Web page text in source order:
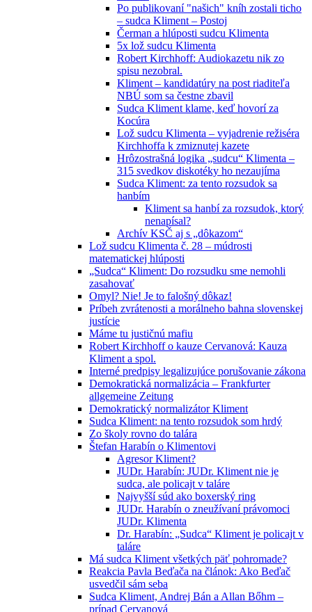
Po publikovaní "našich" kníh zostali ticho
– sudca Kliment – Postoj
Čerman a hlúposti sudcu Klimenta
5x lož sudcu Klimenta
Robert Kirchhoff: Audiokazetu nik zo
spisu nezobral.
Kliment – kandidatúry na post riaditeľa
NBÚ som sa čestne zbavil
Sudca Kliment klame, keď hovorí za
Kocúra
Lož sudcu Klimenta – vyjadrenie režiséra
Kirchhoffa k zmiznutej kazete
Hrôzostrašná logika „sudcu“ Klimenta –
315 svedkov diskotéky ho nezaujíma
Sudca Kliment: za tento rozsudok sa
hanbím
Kliment sa hanbí za rozsudok, ktorý
nenapísal?
Archív KSČ aj s „dôkazom“
Lož sudcu Klimenta č. 28 – múdrosti
matematickej hlúposti
„Sudca“ Kliment: Do rozsudku sme nemohli
zasahovať
Omyl? Nie! Je to falošný dôkaz!
Príbeh zvrátenosti a morálneho bahna slovenskej
justície
Máme tu justičnú mafiu
Robert Kirchhoff o kauze Cervanová: Kauza
Kliment a spol.
Interné predpisy legalizujúce porušovanie zákona
Demokratická normalizácia – Frankfurter
allgemeine Zeitung
Demokratický normalizátor Kliment
Sudca Kliment: na tento rozsudok som hrdý
Zo školy rovno do talára
Štefan Harabín o Klimentovi
Agresor Kliment?
JUDr. Harabín: JUDr. Kliment nie je
sudca, ale policajt v taláre
Najvyšší súd ako boxerský ring
JUDr. Harabín o zneužívaní právomoci
JUDr. Klimenta
Dr. Harabín: „Sudca“ Kliment je policajt v
taláre
Má sudca Kliment všetkých päť pohromade?
Reakcia Pavla Beďača na článok: Ako Beďač
usvedčil sám seba
Sudca Kliment, Andrej Bán a Allan Bőhm –
prípad Cervanová